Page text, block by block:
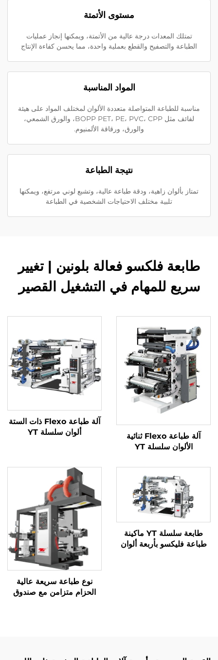
مستوى الأتمتة
تمتلك المعدات درجة عالية من الأتمتة، ويمكنها إنجاز عمليات
الطباعة والتصفيح والقطع بعملية واحدة، مما يحسن كفاءة الإنتاج
المواد المناسبة
مناسبة للطباعة المتواصلة متعددة الألوان لمختلف المواد على هيئة
لفائف مثل BOPP PET، PE، PVC، CPP، والورق الشمعي،
والورق، ورقاقة الألمنيوم.
نتيجة الطباعة
تمتاز بألوان زاهية، ودقة طباعة عالية، وتشبع لوني مرتفع، ويمكنها
تلبية مختلف الاحتياجات الشخصية في الطباعة
طابعة فلكسو فعالة بلونين | تغيير
سريع للمهام في التشغيل القصير
آلة طباعة Flexo ثنائية
الألوان سلسلة YT
آلة طباعة Flexo ذات الستة
ألوان سلسلة YT
طابعة سلسلة YT ماكينة
طباعة فليكسو بأربعة ألوان
نوع طباعة سريعة عالية
الحزام متزامن مع صندوق